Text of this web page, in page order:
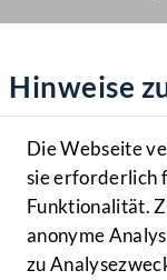
Hilfe
Benutzer
MENÜ
Hinweise
Die Webseite
sie erforderlich
Funktionalität.
anonyme
zu